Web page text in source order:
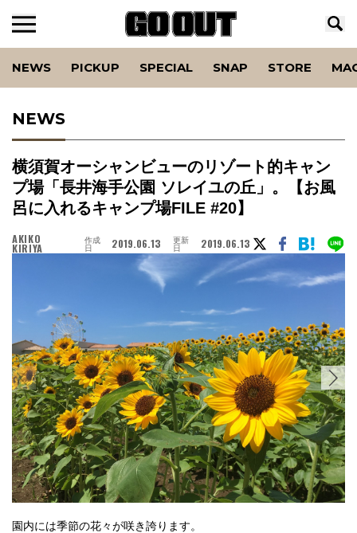
NEWS PICKUP SPECIAL SNAP STORE
NEWS
横須賀オーシャンビューのリゾート的キャン
プ場「長井海手公園 ソレイユの丘」。【お風
呂に入れるキャンプ場FILE #20】
AKIKO
KIRIYA
作成
日 2019.06.13 更新
日 2019.06.13
園内には季節の花々が咲き誇ります。